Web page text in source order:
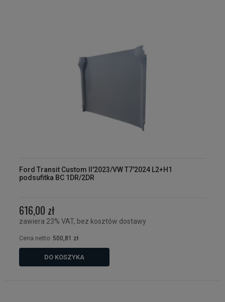
Ford Transit Custom II'2023/VW T7'2024 L2+H1
podsufitka BC 1DR/2DR
616,00 zł
zawiera 23% VAT, bez kosztów dostawy
Cena netto: 500,81 zł
DO KOSZYKA